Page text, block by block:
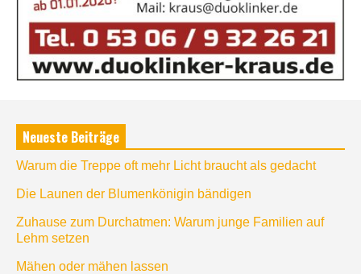
Neueste Beiträge
Warum die Treppe oft mehr Licht braucht als gedacht
Die Launen der Blumenkönigin bändigen
Zuhause zum Durchatmen: Warum junge Familien auf
Lehm setzen
Mähen oder mähen lassen